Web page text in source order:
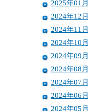
2025年01月
2024年12月
2024年11月
2024年10月
2024年09月
2024年08月
2024年07月
2024年06月
2024年05月